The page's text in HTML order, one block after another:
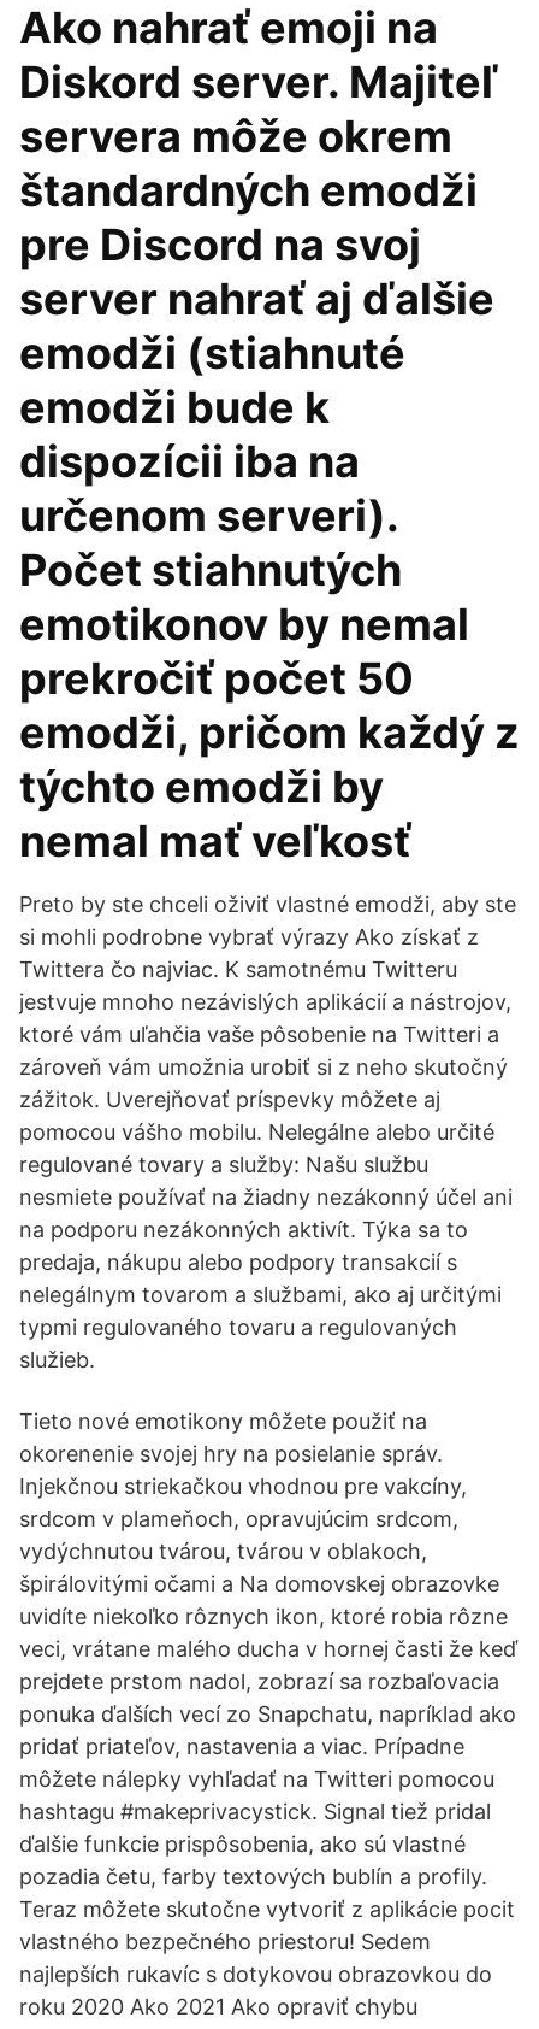
Ako nahrať emoji na
Diskord server. Majiteľ
servera môže okrem
štandardných emodži
pre Discord na svoj
server nahrať aj ďalšie
emodži (stiahnuté
emodži bude k
dispozícii iba na
určenom serveri).
Počet stiahnutých
emotikonov by nemal
prekročiť počet 50
emodži, pričom každý z
týchto emodži by
nemal mať veľkosť
Preto by ste chceli oživiť vlastné emodži, aby ste
si mohli podrobne vybrať výrazy Ako získať z
Twittera čo najviac. K samotnému Twitteru
jestvuje mnoho nezávislých aplikácií a nástrojov,
ktoré vám uľahčia vaše pôsobenie na Twitteri a
zároveň vám umožnia urobiť si z neho skutočný
zážitok. Uverejňovať príspevky môžete aj
pomocou vášho mobilu. Nelegálne alebo určité
regulované tovary a služby: Našu službu
nesmiete používať na žiadny nezákonný účel ani
na podporu nezákonných aktivít. Týka sa to
predaja, nákupu alebo podpory transakcií s
nelegálnym tovarom a službami, ako aj určitými
typmi regulovaného tovaru a regulovaných
služieb.
Tieto nové emotikony môžete použiť na
okorenenie svojej hry na posielanie správ.
Injekčnou striekačkou vhodnou pre vakcíny,
srdcom v plameňoch, opravujúcim srdcom,
vydýchnutou tvárou, tvárou v oblakoch,
špirálovitými očami a Na domovskej obrazovke
uvidíte niekoľko rôznych ikon, ktoré robia rôzne
veci, vrátane malého ducha v hornej časti že keď
prejdete prstom nadol, zobrazí sa rozbaľovacia
ponuka ďalších vecí zo Snapchatu, napríklad ako
pridať priateľov, nastavenia a viac. Prípadne
môžete nálepky vyhľadať na Twitteri pomocou
hashtagu #makeprivacystick. Signal tiež pridal
ďalšie funkcie prispôsobenia, ako sú vlastné
pozadia četu, farby textových bublín a profily.
Teraz môžete skutočne vytvoriť z aplikácie pocit
vlastného bezpečného priestoru! Sedem
najlepších rukavíc s dotykovou obrazovkou do
roku 2020 Ako 2021 Ako opraviť chybu